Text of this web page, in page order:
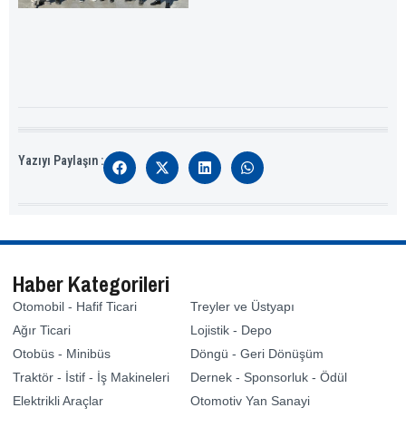
Yazıyı Paylaşın :
Haber Kategorileri
Otomobil - Hafif Ticari
Ağır Ticari
Otobüs - Minibüs
Traktör - İstif - İş Makineleri
Elektrikli Araçlar
Treyler ve Üstyapı
Lojistik - Depo
Döngü - Geri Dönüşüm
Dernek - Sponsorluk - Ödül
Otomotiv Yan Sanayi